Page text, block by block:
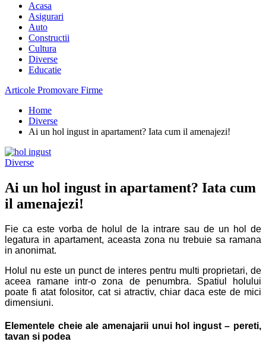
Acasa
Asigurari
Auto
Constructii
Cultura
Diverse
Educatie
Articole Promovare Firme
Home
Diverse
Ai un hol ingust in apartament? Iata cum il amenajezi!
Diverse
Ai un hol ingust in apartament? Iata cum
il amenajezi!
Fie ca este vorba de holul de la intrare sau de un hol de
legatura in apartament, aceasta zona nu trebuie sa ramana
in anonimat.
Holul nu este un punct de interes pentru multi proprietari, de
aceea ramane intr-o zona de penumbra. Spatiul holului
poate fi atat folositor, cat si atractiv, chiar daca este de mici
dimensiuni.
Elementele cheie ale amenajarii unui hol ingust – pereti,
tavan si podea